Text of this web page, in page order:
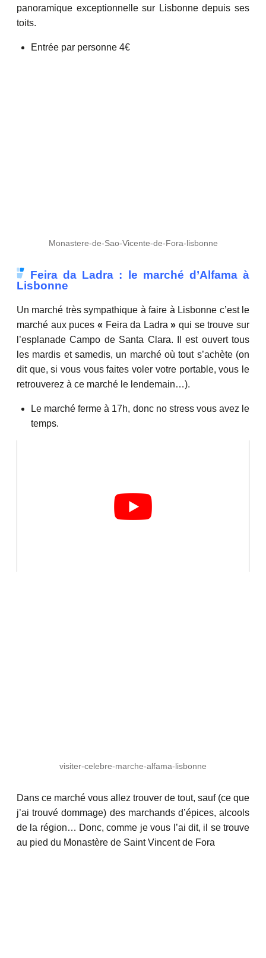
panoramique exceptionnelle sur Lisbonne depuis ses
toits.
Entrée par personne 4€
Monastere-de-Sao-Vicente-de-Fora-lisbonne
Feira da Ladra : le marché d’Alfama à
Lisbonne
Un marché très sympathique à faire à Lisbonne c’est le
marché aux puces « Feira da Ladra » qui se trouve sur
l’esplanade Campo de Santa Clara. Il est ouvert tous
les mardis et samedis, un marché où tout s’achète (on
dit que, si vous vous faites voler votre portable, vous le
retrouverez à ce marché le lendemain…).
Le marché ferme à 17h, donc no stress vous avez le
temps.
visiter-celebre-marche-alfama-lisbonne
Dans ce marché vous allez trouver de tout, sauf (ce que
j’ai trouvé dommage) des marchands d’épices, alcools
de la région… Donc, comme je vous l’ai dit, il se trouve
au pied du Monastère de Saint Vincent de Fora